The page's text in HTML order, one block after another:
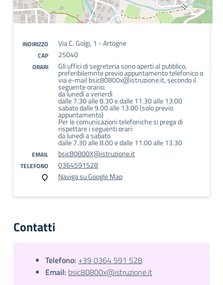
INDIRIZZO Via C. Golgi, 1 - Artogne
CAP 25040
ORARI Gli uffici di segreteria sono aperti al pubblico,
preferibilemnte previo appuntamento telefonico o
via e-mail bsic80800x@istruzione.it, secondo il
seguente orario:
da lunedì a venerdì
dalle 7.30 alle 8.30 e dalle 11.30 alle 13.00
sabato dalle 9.00 alle 13.00 (solo previo
appuntamento)
Per le comunicazioni telefoniche si prega di
rispettare i seguenti orari:
da lunedì a sabato
dalle 7.30 alle 8.00 e dalle 11.00 alle 13.30
EMAIL bsic80800X@istruzione.it
TELEFONO
0364591528
Naviga su Google Map
Contatti
Telefono: +39 0364 591 528
Email: bsic80800x@istruzione.it